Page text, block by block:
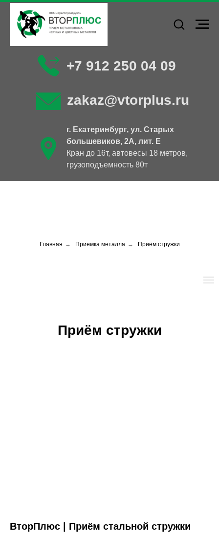
г. Екатеринбург, ул. Старых
большевиков, 2А, лит. Е
Кран до 16т, автовесы 18 метров,
грузоподъемность 80т
zakaz@vtorplus.ru
+7 912 250 04 09
Главная → Приемка металла → Приём стружки
Приём стружки
ВторПлюс | Приём стальной стружки